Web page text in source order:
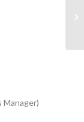
Manager)